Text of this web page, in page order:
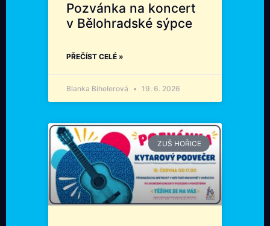
Pozvánka na koncert
v Bělohradské sýpce
PŘEČÍST CELÉ »
Blanka Bihelerová 19. 6. 2026
ZUŠ HOŘICE